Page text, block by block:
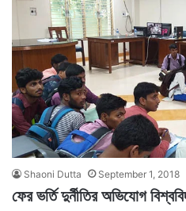
Shaoni Dutta September 1, 2018
ফের ভর্তি দুর্নীতির অভিযোগ